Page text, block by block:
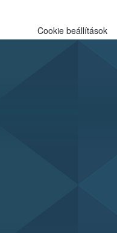
Cookie beállítások